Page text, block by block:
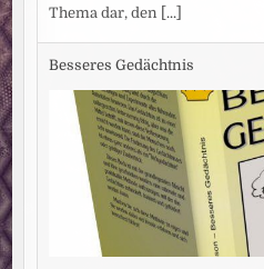
Thema dar, den
[...]
Besseres Gedächtnis